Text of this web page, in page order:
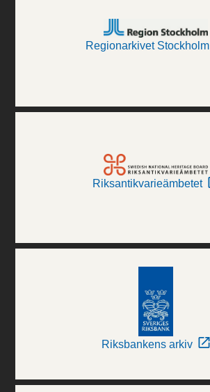
Regionarkivet Stockholm
Riksantikvarieämbetet
Riksbankens arkiv